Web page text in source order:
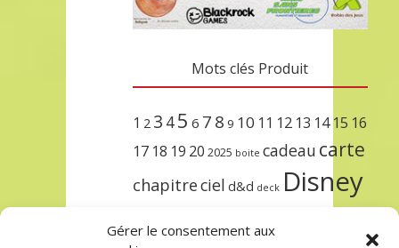
Gérer le consentement aux
Mots clés Produit
1 2 3 45 6 7 8 9 10 11 12 13 14 15 16
17 18 19 20 2025 boite cadeau carte
chapitreciel d&d deck Disney
lorcana